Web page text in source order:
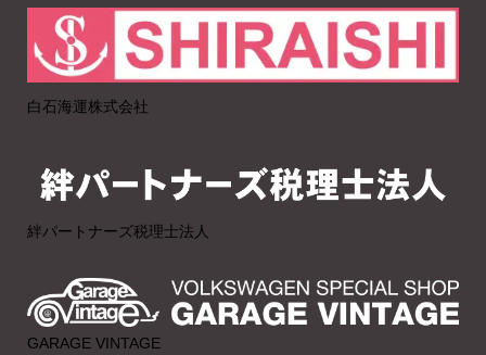
白石海運株式会社
絆パートナーズ税理士法人
GARAGE VINTAGE